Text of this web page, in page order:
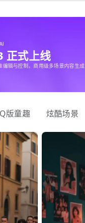
式上线
编辑与控制，商用级多场景内容生成
Q版童趣 炫酷场景